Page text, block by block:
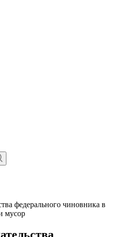
федерального чиновника в
мусор